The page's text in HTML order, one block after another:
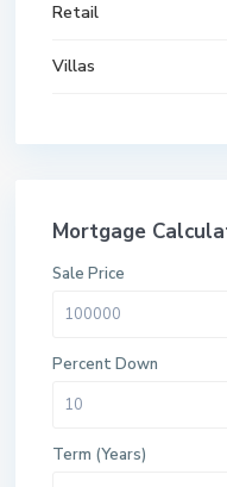
Retail
Villas
Mortgage
Sale Price
Percent Down
Term (Years)